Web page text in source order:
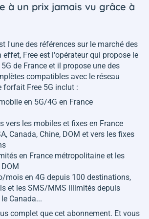
à un prix jamais vu grâce à
l'une des références sur le marché des
Free est l'opérateur qui propose le
de France et il propose une des
compatibles avec le réseau
forfait Free 5G inclut :
en 5G/4G en France
vers les mobiles et fixes en France
Canada, Chine, DOM et vers les fixes
en France métropolitaine et les
mois en 4G depuis 100 destinations,
et les SMS/MMS illimités depuis
le Canada...
complet que cet abonnement. Et vous